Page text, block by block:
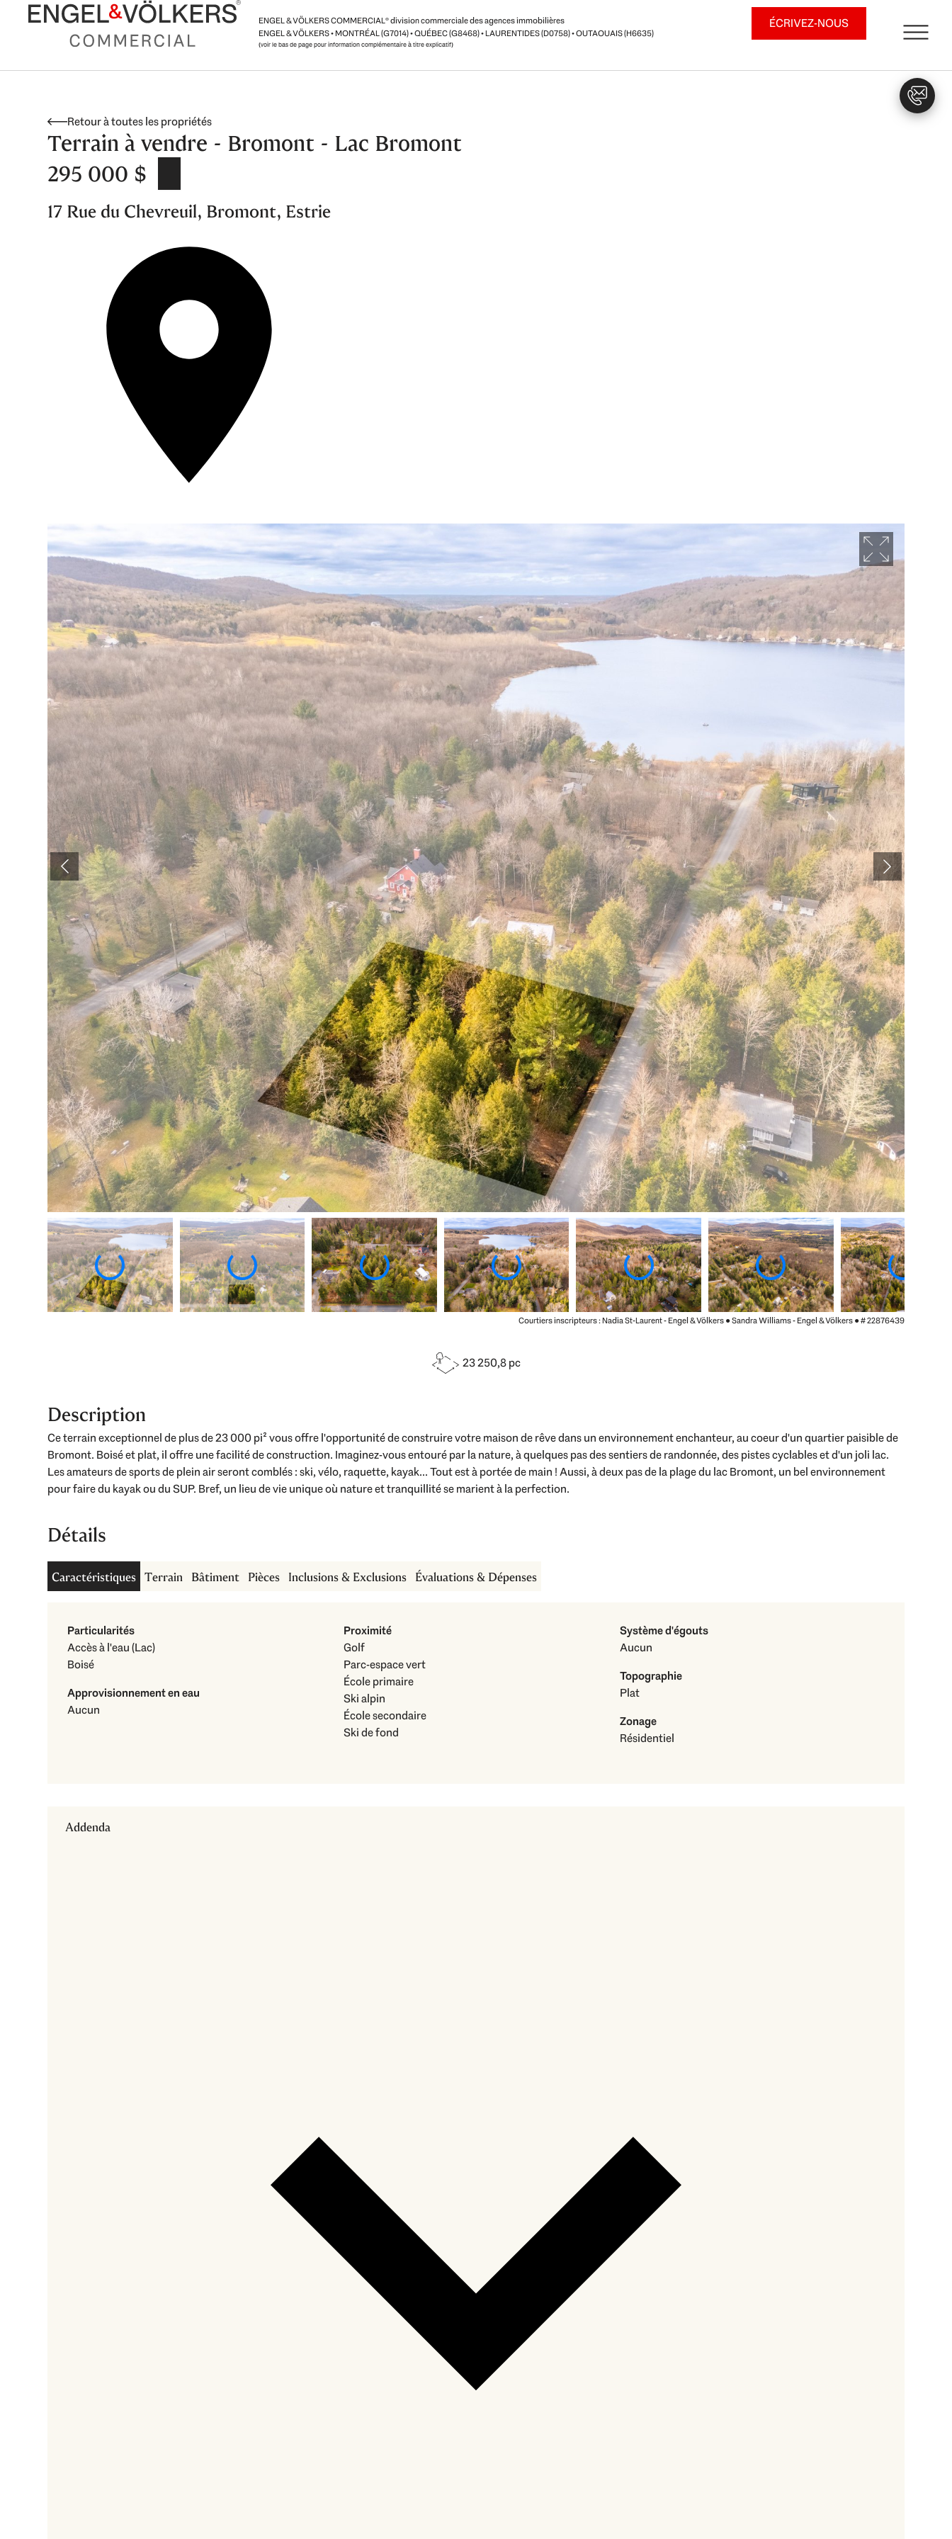
ENGEL & VÖLKERS COMMERCIAL®division commerciale des agences immobilières
ENGEL & VÖLKERS • MONTRÉAL (G7014) • QUÉBEC (G8468) • LAURENTIDES (D0758) • OUTAOUAIS (H6635)
(voir le bas de page pour information complémentaire à titre explicatif)
ÉCRIVEZ-NOUS
Retour à toutes les propriétés
Terrain à vendre - Bromont - Lac Bromont
295 000 $
17 Rue du Chevreuil, Bromont, Estrie
Courtiers inscripteurs : Nadia St-Laurent - Engel & Völkers ● Sandra Williams - Engel & Völkers ●# 22876439
23 250,8 pc
Description
Ce terrain exceptionnel de plus de 23 000 pi² vous offre l'opportunité de construire votre maison de rêve dans un environnement enchanteur, au coeur d'un quartier paisible de
Bromont. Boisé et plat, il offre une facilité de construction. Imaginez-vous entouré par la nature, à quelques pas des sentiers de randonnée, des pistes cyclables et d'un joli lac.
Les amateurs de sports de plein air seront comblés : ski, vélo, raquette, kayak... Tout est à portée de main ! Aussi, à deux pas de la plage du lac Bromont, un bel environnement
pour faire du kayak ou du SUP. Bref, un lieu de vie unique où nature et tranquillité se marient à la perfection.
Détails
Caractéristiques Terrain Bâtiment Pièces Inclusions & Exclusions Évaluations & Dépenses
Particularités
Accès à l'eau (Lac)
Boisé
Approvisionnement en eau
Aucun
Proximité
Golf
Parc-espace vert
École primaire
Ski alpin
École secondaire
Ski de fond
Système d'égouts
Aucun
Topographie
Plat
Zonage
Résidentiel
Addenda